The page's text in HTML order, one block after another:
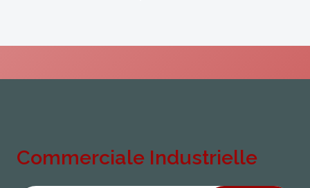
Commerciale Industrielle